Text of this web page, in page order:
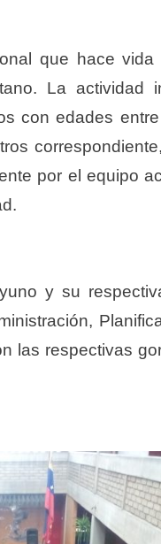
que hace
La
con edades
por el equipo
y su
las respectivas